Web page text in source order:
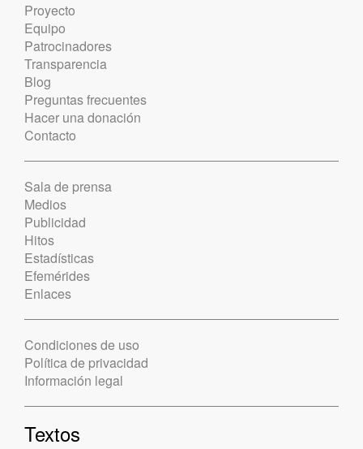
Proyecto
Equipo
Patrocinadores
Transparencia
Blog
Preguntas frecuentes
Hacer una donación
Contacto
Sala de prensa
Medios
Publicidad
Hitos
Estadísticas
Efemérides
Enlaces
Condiciones de uso
Política de privacidad
Información legal
Textos